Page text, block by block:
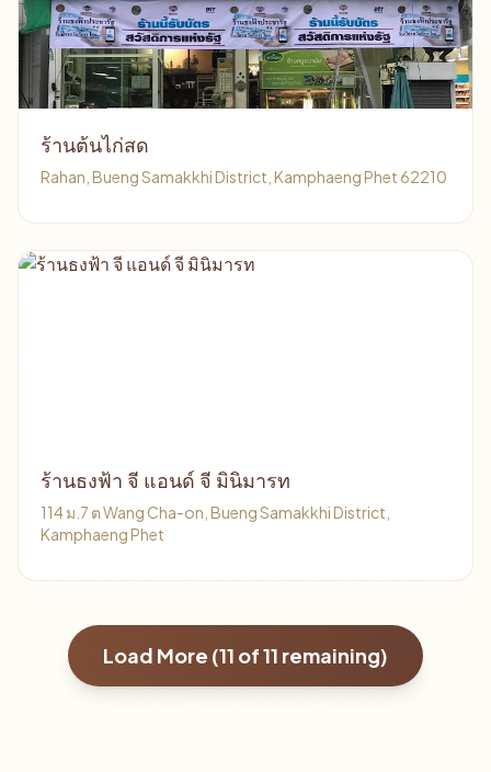
ร้านต้นไก่สด
Rahan, Bueng Samakkhi District, Kamphaeng Phet 62210
ร้านธงฟ้า จี แอนด์ จี มินิมารท
114 ม.7 ต Wang Cha-on, Bueng Samakkhi District,
Kamphaeng Phet
Load More (11 of11 remaining)